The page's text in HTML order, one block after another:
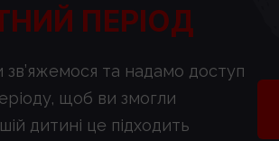
ПЕРІОД
зв’яжемося та надамо доступ
щоб ви змогли
дитині це підходить